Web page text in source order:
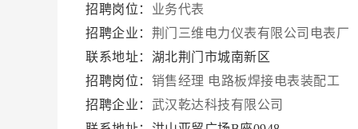
招聘岗位： 业务代表
招聘企业： 荆门三维电力仪表有限公司电表厂
联系地址：湖北荆门市城南新区
招聘岗位： 销售经理 电路板焊接电表装配工
招聘企业： 武汉乾达科技有限公司